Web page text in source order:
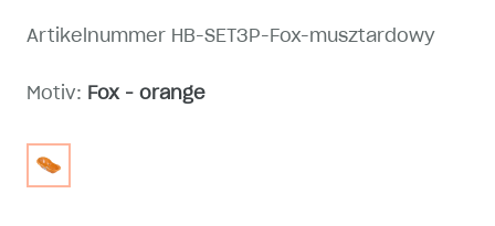
Artikelnummer HB-SET3P-Fox-musztardowy
Motiv: Fox - orange